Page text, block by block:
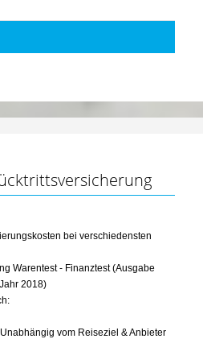
bei verschiedensten
Warentest - Finanztest (Ausgabe
2018)
vom Reiseziel & Anbieter